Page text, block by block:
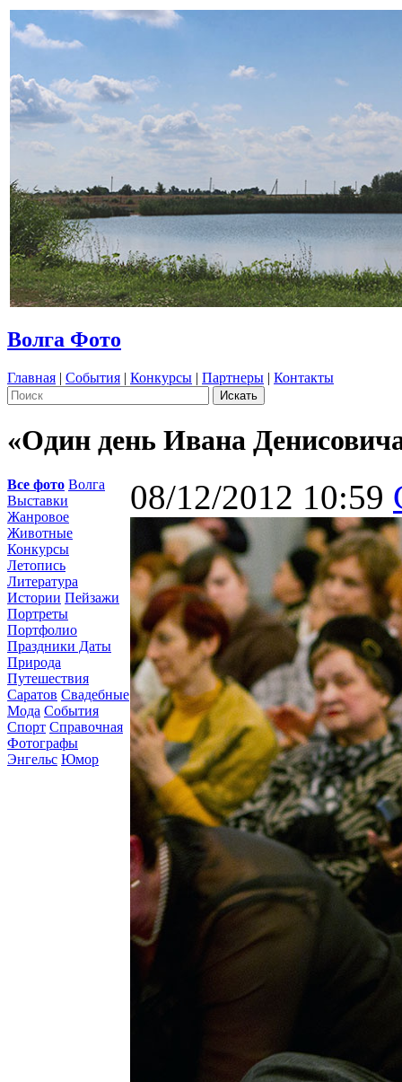
Волга Фото
Главная | События | Конкурсы | Партнеры | Контакты
«Один день Ивана
Все фото Волга
Выставки
Жанровое
Животные
Конкурсы
Летопись
Литература
Истории Пейзажи
Портреты
Портфолио
Праздники Даты
Природа
Путешествия
Саратов Свадебные
Мода События
Спорт Справочная
Фотографы
Энгельс Юмор
08/12/2012 10:59